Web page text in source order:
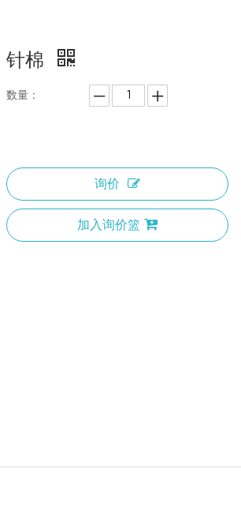
针棉
数量：
询价
加入询价篮